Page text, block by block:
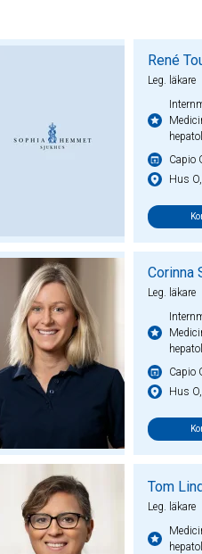
René
Leg. läkare
Capio
Hus
Corinna
Leg. läkare
Capio
Hus
Tom
Leg. läkare